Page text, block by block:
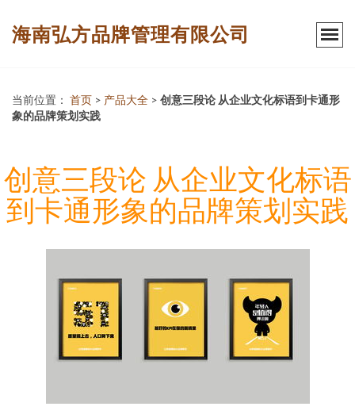
海南弘方品牌管理有限公司
当前位置： 首页 > 产品大全 > 创意三段论 从企业文化标语到卡通形
象的品牌策划实践
创意三段论 从企业文化标语
到卡通形象的品牌策划实践